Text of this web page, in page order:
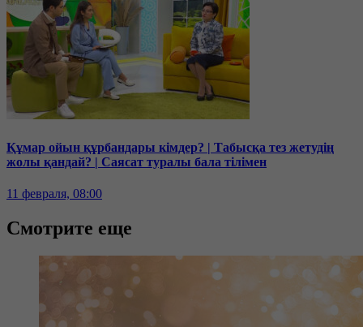
Құмар ойын құрбандары кімдер? | Табысқа тез жетудің
жолы қандай? | Саясат туралы бала тілімен
11 февраля, 08:00
Смотрите еще